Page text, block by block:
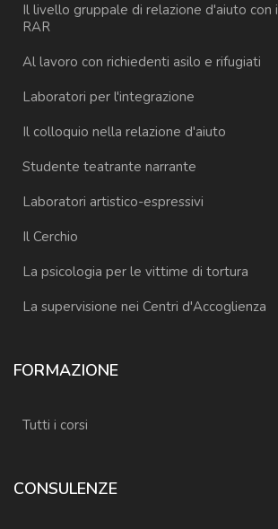
Il livello gruppale di relazione d'aiuto con i
RAR
Al lavoro con richiedenti asilo e rifugiati
Laboratori per l'integrazione
Il colloquio nella relazione d'aiuto
Studente teatrante narrante
Laboratori artistico-espressivi
Il Cerchio
La psicologia per le vittime di tortura
La supervisione nei Centri d'Accoglienza
FORMAZIONE
Tutti i corsi
CONSULENZE